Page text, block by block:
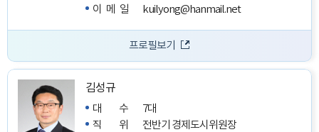
이메일
kuilyong@hanmail.net
프로필보기
김성규
대수7대
직위전반기 경제도시위원장